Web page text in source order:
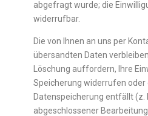
abgefragt wurde; die
widerrufbar.
Die von Ihnen an uns per
übersandten Daten
Löschung auffordern, Ihre
Speicherung widerrufen oder
Datenspeicherung entfällt (z.
abgeschlossener